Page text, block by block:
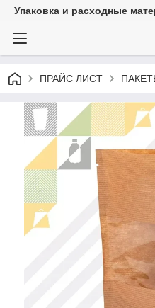
Упаковка и расходные
ПРАЙС ЛИСТ